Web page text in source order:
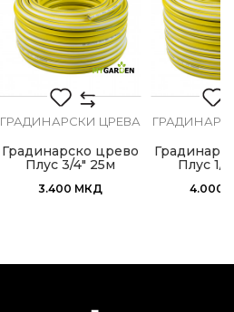
Градинари, Хоби
Црево за градина
ИСПРАТИ
ГРАДИНАРСКИ ЦРЕВА
Градинарско црево
Плус 3/4" 25м
3.400 МКД
Плус 1/
4.000